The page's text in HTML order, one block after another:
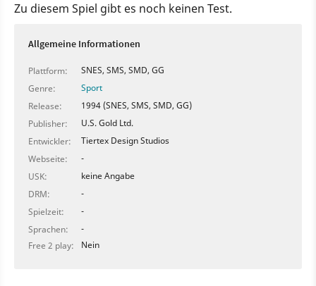
Zu diesem Spiel gibt es noch keinen Test.
Allgemeine Informationen
Plattform:
SNES, SMS, SMD, GG
Genre:
Sport
Release:
1994 (SNES, SMS, SMD, GG)
Publisher:
U.S. Gold Ltd.
Entwickler:
Tiertex Design Studios
Webseite:
-
USK:
keine Angabe
DRM:
-
Spielzeit:
-
Sprachen:
-
Free 2 play:
Nein